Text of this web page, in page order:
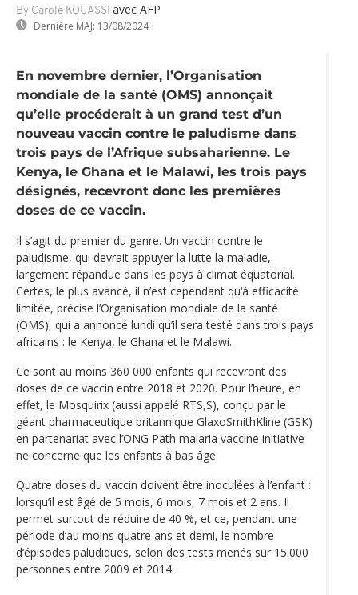
By Carole KOUASSI avec AFP
Dernière MAJ: 13/08/2024
En novembre dernier, l’Organisation
mondiale de la santé (OMS) annonçait
qu’elle procéderait à un grand test d’un
nouveau vaccin contre le paludisme dans
trois pays de l’Afrique subsaharienne. Le
Kenya, le Ghana et le Malawi, les trois pays
désignés, recevront donc les premières
doses de ce vaccin.
Il s’agit du premier du genre. Un vaccin contre le
paludisme, qui devrait appuyer la lutte la maladie,
largement répandue dans les pays à climat équatorial.
Certes, le plus avancé, il n’est cependant qu‘à efficacité
limitée, précise l’Organisation mondiale de la santé
(OMS), qui a annoncé lundi qu’il sera testé dans trois pays
africains : le Kenya, le Ghana et le Malawi.
Ce sont au moins 360 000 enfants qui recevront des
doses de ce vaccin entre 2018 et 2020. Pour l’heure, en
effet, le Mosquirix (aussi appelé RTS,S), conçu par le
géant pharmaceutique britannique GlaxoSmithKline (GSK)
en partenariat avec l’ONG Path malaria vaccine initiative
ne concerne que les enfants à bas âge.
Quatre doses du vaccin doivent être inoculées à l’enfant :
lorsqu’il est âgé de 5 mois, 6 mois, 7 mois et 2 ans. Il
permet surtout de réduire de 40 %, et ce, pendant une
période d’au moins quatre ans et demi, le nombre
d‘épisodes paludiques, selon des tests menés sur 15.000
personnes entre 2009 et 2014.